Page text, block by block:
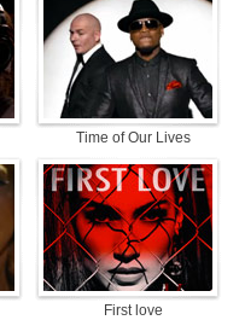
Time of Our Lives
First love